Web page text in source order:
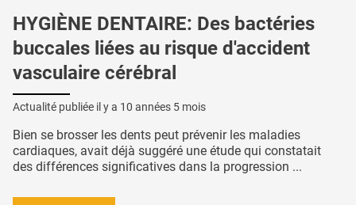
HYGIÈNE DENTAIRE: Des bactéries
buccales liées au risque d'accident
vasculaire cérébral
Actualité publiée il y a 10 années 5 mois
Bien se brosser les dents peut prévenir les maladies
cardiaques, avait déjà suggéré une étude qui constatait
des différences significatives dans la progression ...